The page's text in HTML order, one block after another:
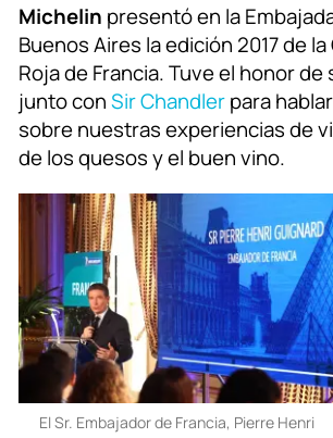
Michelin presentó en la
Buenos Aires la edición 2017 de la
Roja de Francia. Tuve el honor
junto conSir Chandlerpara
sobre nuestras experiencias de
de los quesos y el buen vino.
El Sr. Embajador de Francia, Pierre Henri